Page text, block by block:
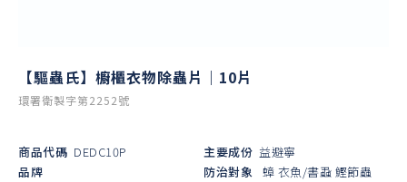
【驅蟲氏】櫥櫃衣物除蟲片｜10片
環署衛製字第2252號
商品代碼 DEDC10P
品牌
主要成份 益避寧
防治對象 蟑 衣魚/書蝨 鰹節蟲